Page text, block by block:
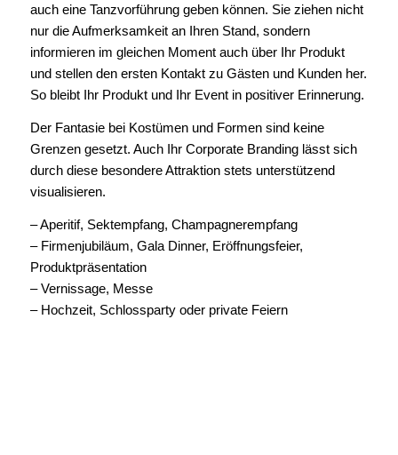
auch eine Tanzvorführung geben können. Sie ziehen nicht
nur die Aufmerksamkeit an Ihren Stand, sondern
informieren im gleichen Moment auch über Ihr Produkt
und stellen den ersten Kontakt zu Gästen und Kunden her.
So bleibt Ihr Produkt und Ihr Event in positiver Erinnerung.
Der Fantasie bei Kostümen und Formen sind keine
Grenzen gesetzt. Auch Ihr Corporate Branding lässt sich
durch diese besondere Attraktion stets unterstützend
visualisieren.
– Aperitif, Sektempfang, Champagnerempfang
– Firmenjubiläum, Gala Dinner, Eröffnungsfeier,
Produktpräsentation
– Vernissage, Messe
– Hochzeit, Schlossparty oder private Feiern